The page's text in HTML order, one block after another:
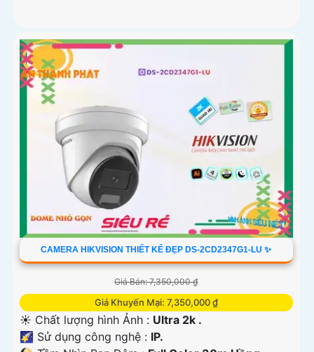
CAMERA HIKVISION THIẾT KẾ ĐẸP DS-2CD2347G1-LU ✨
Giá Bán: 7,350,000 ₫
Giá Khuyến Mại: 7,350,000 ₫
☀️ Chất lượng hình Ảnh : Ultra 2k .
🌠 Sử dụng công nghệ : IP.